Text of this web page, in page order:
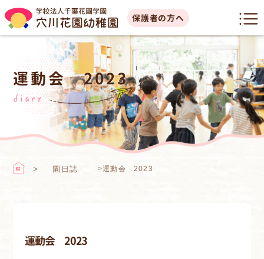
保護者の方へ
運動会 2023
diary
園日誌 >運動会 2023
運動会 2023